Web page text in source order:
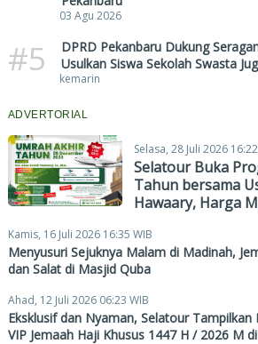
03 Agu 2026
#5
DPRD Pekanbaru Dukung
Usulkan Siswa Sekolah Swasta
kemarin
ADVERTORIAL
Selasa, 28 Juli 2026
Selatour Buka
Tahun bersama
Hawaary, Harga
Kamis, 16 Juli 2026 16:35 WIB
Menyusuri Sejuknya Malam di Madinah,
dan Salat di Masjid Quba
Ahad, 12 Juli 2026 06:23 WIB
Eksklusif dan Nyaman, Selatour Tampilkan
VIP Jemaah Haji Khusus 1447 H / 2026 M